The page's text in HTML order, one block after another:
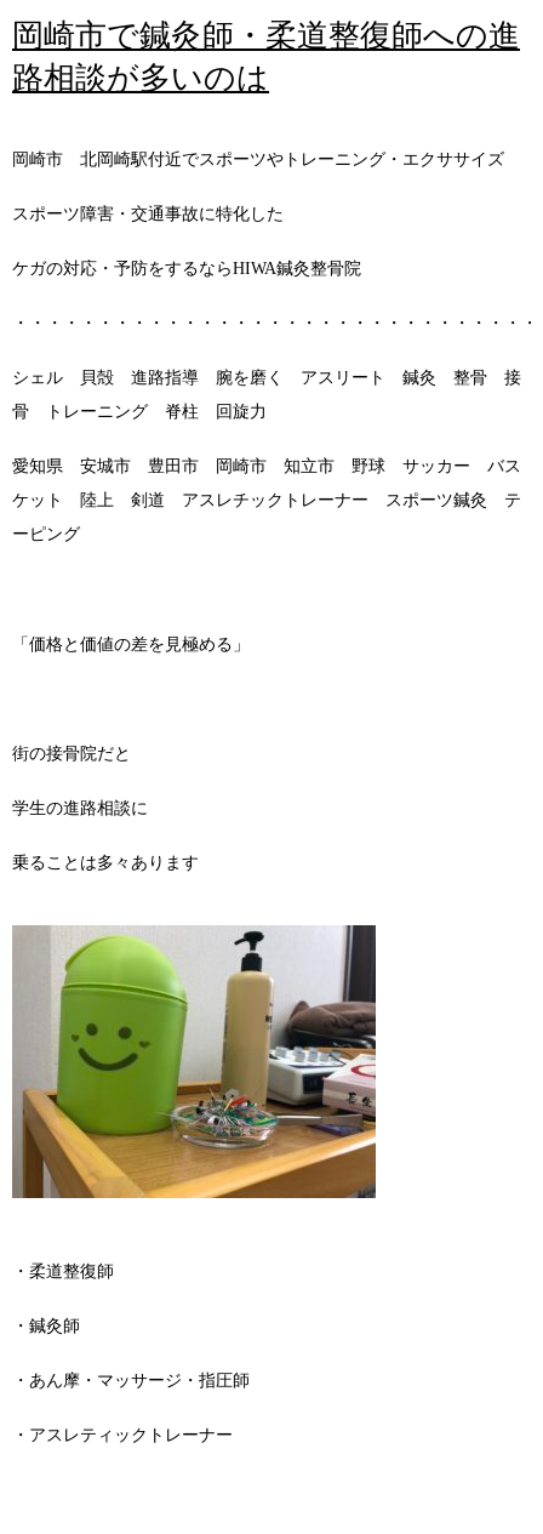
岡崎市で鍼灸師・柔道整復師への進
路相談が多いのは
岡崎市 北岡崎駅付近でスポーツやトレーニング・エクササイズ
スポーツ障害・交通事故に特化した
ケガの対応・予防をするならHIWA鍼灸整骨院
・・・・・・・・・・・・・・・・・・・・・・・・・・・・・・
シェル 貝殻 進路指導 腕を磨く アスリート 鍼灸 整骨 接
骨 トレーニング 脊柱 回旋力
愛知県 安城市 豊田市 岡崎市 知立市 野球 サッカー バス
ケット 陸上 剣道 アスレチックトレーナー スポーツ鍼灸 テ
ーピング
「価格と価値の差を見極める」
街の接骨院だと
学生の進路相談に
乗ることは多々あります
・柔道整復師
・鍼灸師
・あん摩・マッサージ・指圧師
・アスレティックトレーナー